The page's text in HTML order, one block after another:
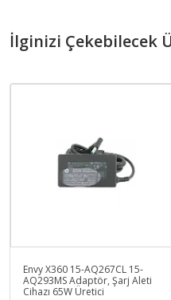
İlginizi Çekebilecek
Envy X360 15-AQ267CL 15-
AQ293MS Adaptör, Şarj Aleti
Cihazı 65W Üretici